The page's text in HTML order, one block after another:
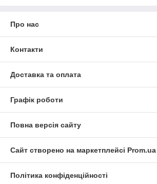
Про нас
Контакти
Доставка та оплата
Графік роботи
Повна версія сайту
Сайт створено на маркетплейсі Prom.ua
Політика конфіденційності